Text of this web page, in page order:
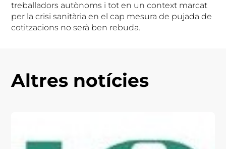
treballadors autònoms i tot en un context marcat
per la crisi sanitària en el cap mesura de pujada de
cotitzacions no serà ben rebuda.
Altres notícies